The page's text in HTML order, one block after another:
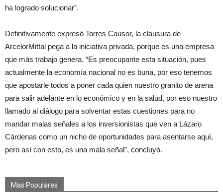
ha logrado solucionar”.
Definitivamente expresó Torres Causor, la clausura de
ArcelorMittal pega a la iniciativa privada, porque es una empresa
que más trabajo genera. “Es preocupante esta situación, pues
actualmente la economía nacional no es buna, por eso tenemos
que apostarle todos a poner cada quien nuestro granito de arena
para salir adelante en lo económico y en la salud, por eso nuestro
llamado al diálogo para solventar estas cuestiones para no
mandar malas señales a los inversionistas que ven a Lázaro
Cárdenas como un nicho de oportunidades para asentarse aquí,
pero así con esto, es una mala señal”, concluyó.
Mas Populares